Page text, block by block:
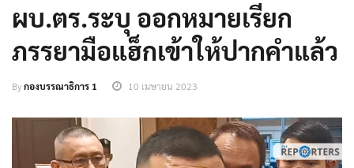
ผบ.ตร.ระบุ ออกหมายเรียก
ภรรยามือแฮ็กเข้าให้ปากคำแล้ว
Byกองบรรณาธิการ 1 10 เมษายน 2023